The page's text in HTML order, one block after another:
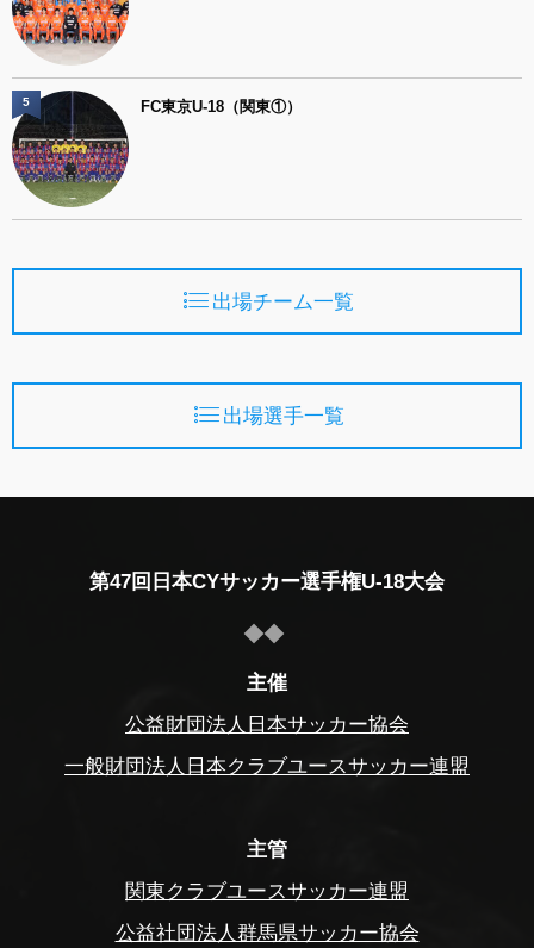
FC東京U-18（関東①）
5
出場チーム一覧
出場選手一覧
第47回日本CYサッカー選手権U-18大会
主催
公益財団法人日本サッカー協会
一般財団法人日本クラブユースサッカー連盟
主管
関東クラブユースサッカー連盟
公益社団法人群馬県サッカー協会